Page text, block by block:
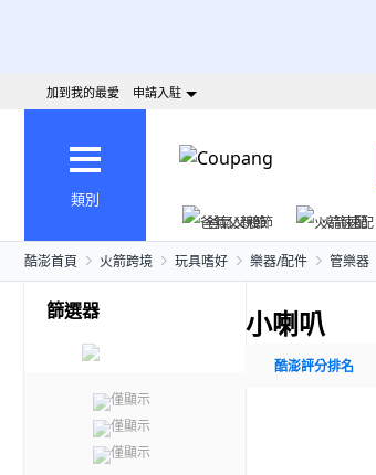
加到我的最愛 申請入駐
類別
爸氣父親節
火箭速配
酷澎首頁 火箭跨境 玩具嗜好 樂器/配件 管樂器
篩選器
僅顯示
僅顯示
僅顯示
小喇叭
酷澎評分排名